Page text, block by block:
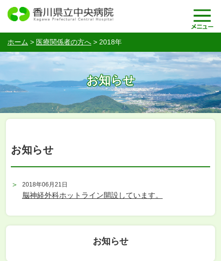
ホーム > 医療関係者の方へ > 2018年
お知らせ
お知らせ
2018年06月21日
脳神経外科ホットライン開設しています。
お知らせ